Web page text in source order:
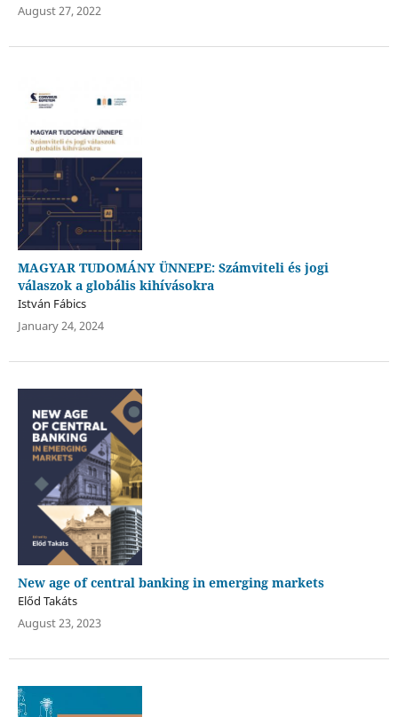
August 27, 2022
MAGYAR TUDOMÁNY ÜNNEPE: Számviteli és jogi
válaszok a globális kihívásokra
István Fábics
January 24, 2024
New age of central banking in emerging markets
Előd Takáts
August 23, 2023